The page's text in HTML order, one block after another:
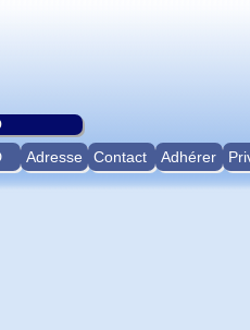
Adresse Contact Adhérer